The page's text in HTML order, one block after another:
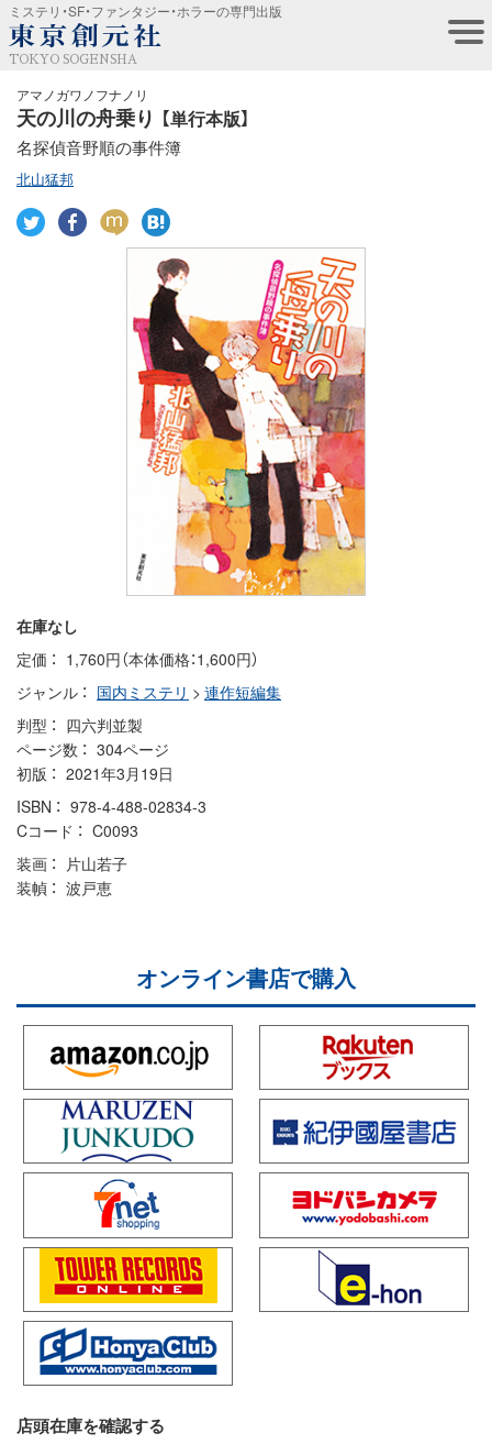
ミステリ・SF・ファンタジー・ホラーの専門出版
TOKYO SOGENSHA
アマノガワノフナノリ
天の川の舟乗り 【単行本版】
名探偵音野順の事件簿
北山猛邦
在庫なし
定価
1,760円（本体価格：1,600円）
ジャンル
国内ミステリ > 連作短編集
判型
四六判並製
ページ数
304ページ
初版
2021年3月19日
ISBN
978-4-488-02834-3
Cコード
C0093
装画
片山若子
装幀
波戸恵
オンライン書店で購入
店頭在庫を確認する